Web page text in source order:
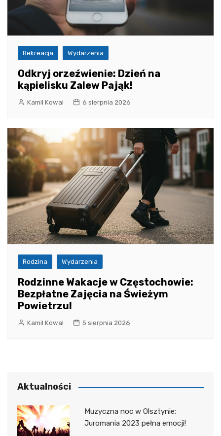
Rekreacja Wydarzenia
Odkryj orzeźwienie: Dzień na
kąpielisku Zalew Pająk!
Kamil Kowal 6 sierpnia 2026
Rodzina Wydarzenia
Rodzinne Wakacje w Częstochowie:
Bezpłatne Zajęcia na Świeżym
Powietrzu!
Kamil Kowal 5 sierpnia 2026
Aktualności
Muzyczna noc w Olsztynie:
Juromania 2023 pełna emocji!